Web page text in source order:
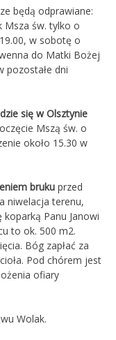
będą odprawiane:
Msza św. tylko o
w sobotę o
do Matki Bożej
pozostałe dni
się w Olsztynie
Mszą św. o
około 15.30 w
bruku przed
niwelacja terenu,
Panu Janowi
to ok. 500 m2.
Bóg zapłać za
Pod chórem jest
ofiary
Wolak.